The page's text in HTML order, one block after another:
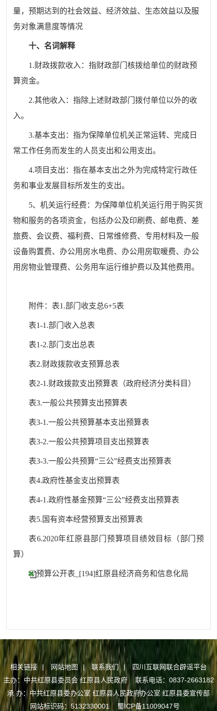
量，预期达到的社会效益、经济效益、生态效益以及服
务对象满意度等情况
十、名词解释
1.财政拨款收入：指财政部门核拨给单位的财政预
算资金。
2.其他收入：指除上述财政部门拨付单位以外的收
入。
3.基本支出：指为保障单位机关正常运转、完成日
常工作任务而发生的人员支出和公用支出。
4.项目支出：指在基本支出之外为完成特定行政任
务和事业发展目标所发生的支出。
5、机关运行经费：为保障单位机关运行用于购买货
物和服务的各项资金，包括办公及印刷费、邮电费、差
旅费、会议费、福利费、日常维修费、专用材料及一般
设备购置费、办公用房水电费、办公用房取暖费、办公
用房物业管理费、公务用车运行维护费以及其他费用。
附件：表1.部门收支总6+5表
表1-1.部门收入总表
表1-2.部门支出总表
表2.财政拨款收支预算总表
表2-1.财政拨款支出预算表（政府经济分类科目）
表3.一般公共预算支出预算表
表3-1.一般公共预算基本支出预算表
表3-2.一般公共预算项目支出预算表
表3-3.一般公共预算“三公”经费支出预算表
表4.政府性基金支出预算表
表4-1.政府性基金预算“三公”经费支出预算表
表5.国有资本经营预算支出预算表
表6.2020年红原县部门预算项目绩效目标（部门预
算）
预算公开表_[194]红原县经济商务和信息化局
相关链接 | 网站地图 | 联系我们 |
四川互联网联合辟谣平台
主办：中共红原县委员会 红原县人民政府 联系电话：0837-2663182
承 办：中共红原县委办公室 红原县人民政府办公室 红原县委宣传部
网站标识码：5132330001 蜀ICP备11009047号